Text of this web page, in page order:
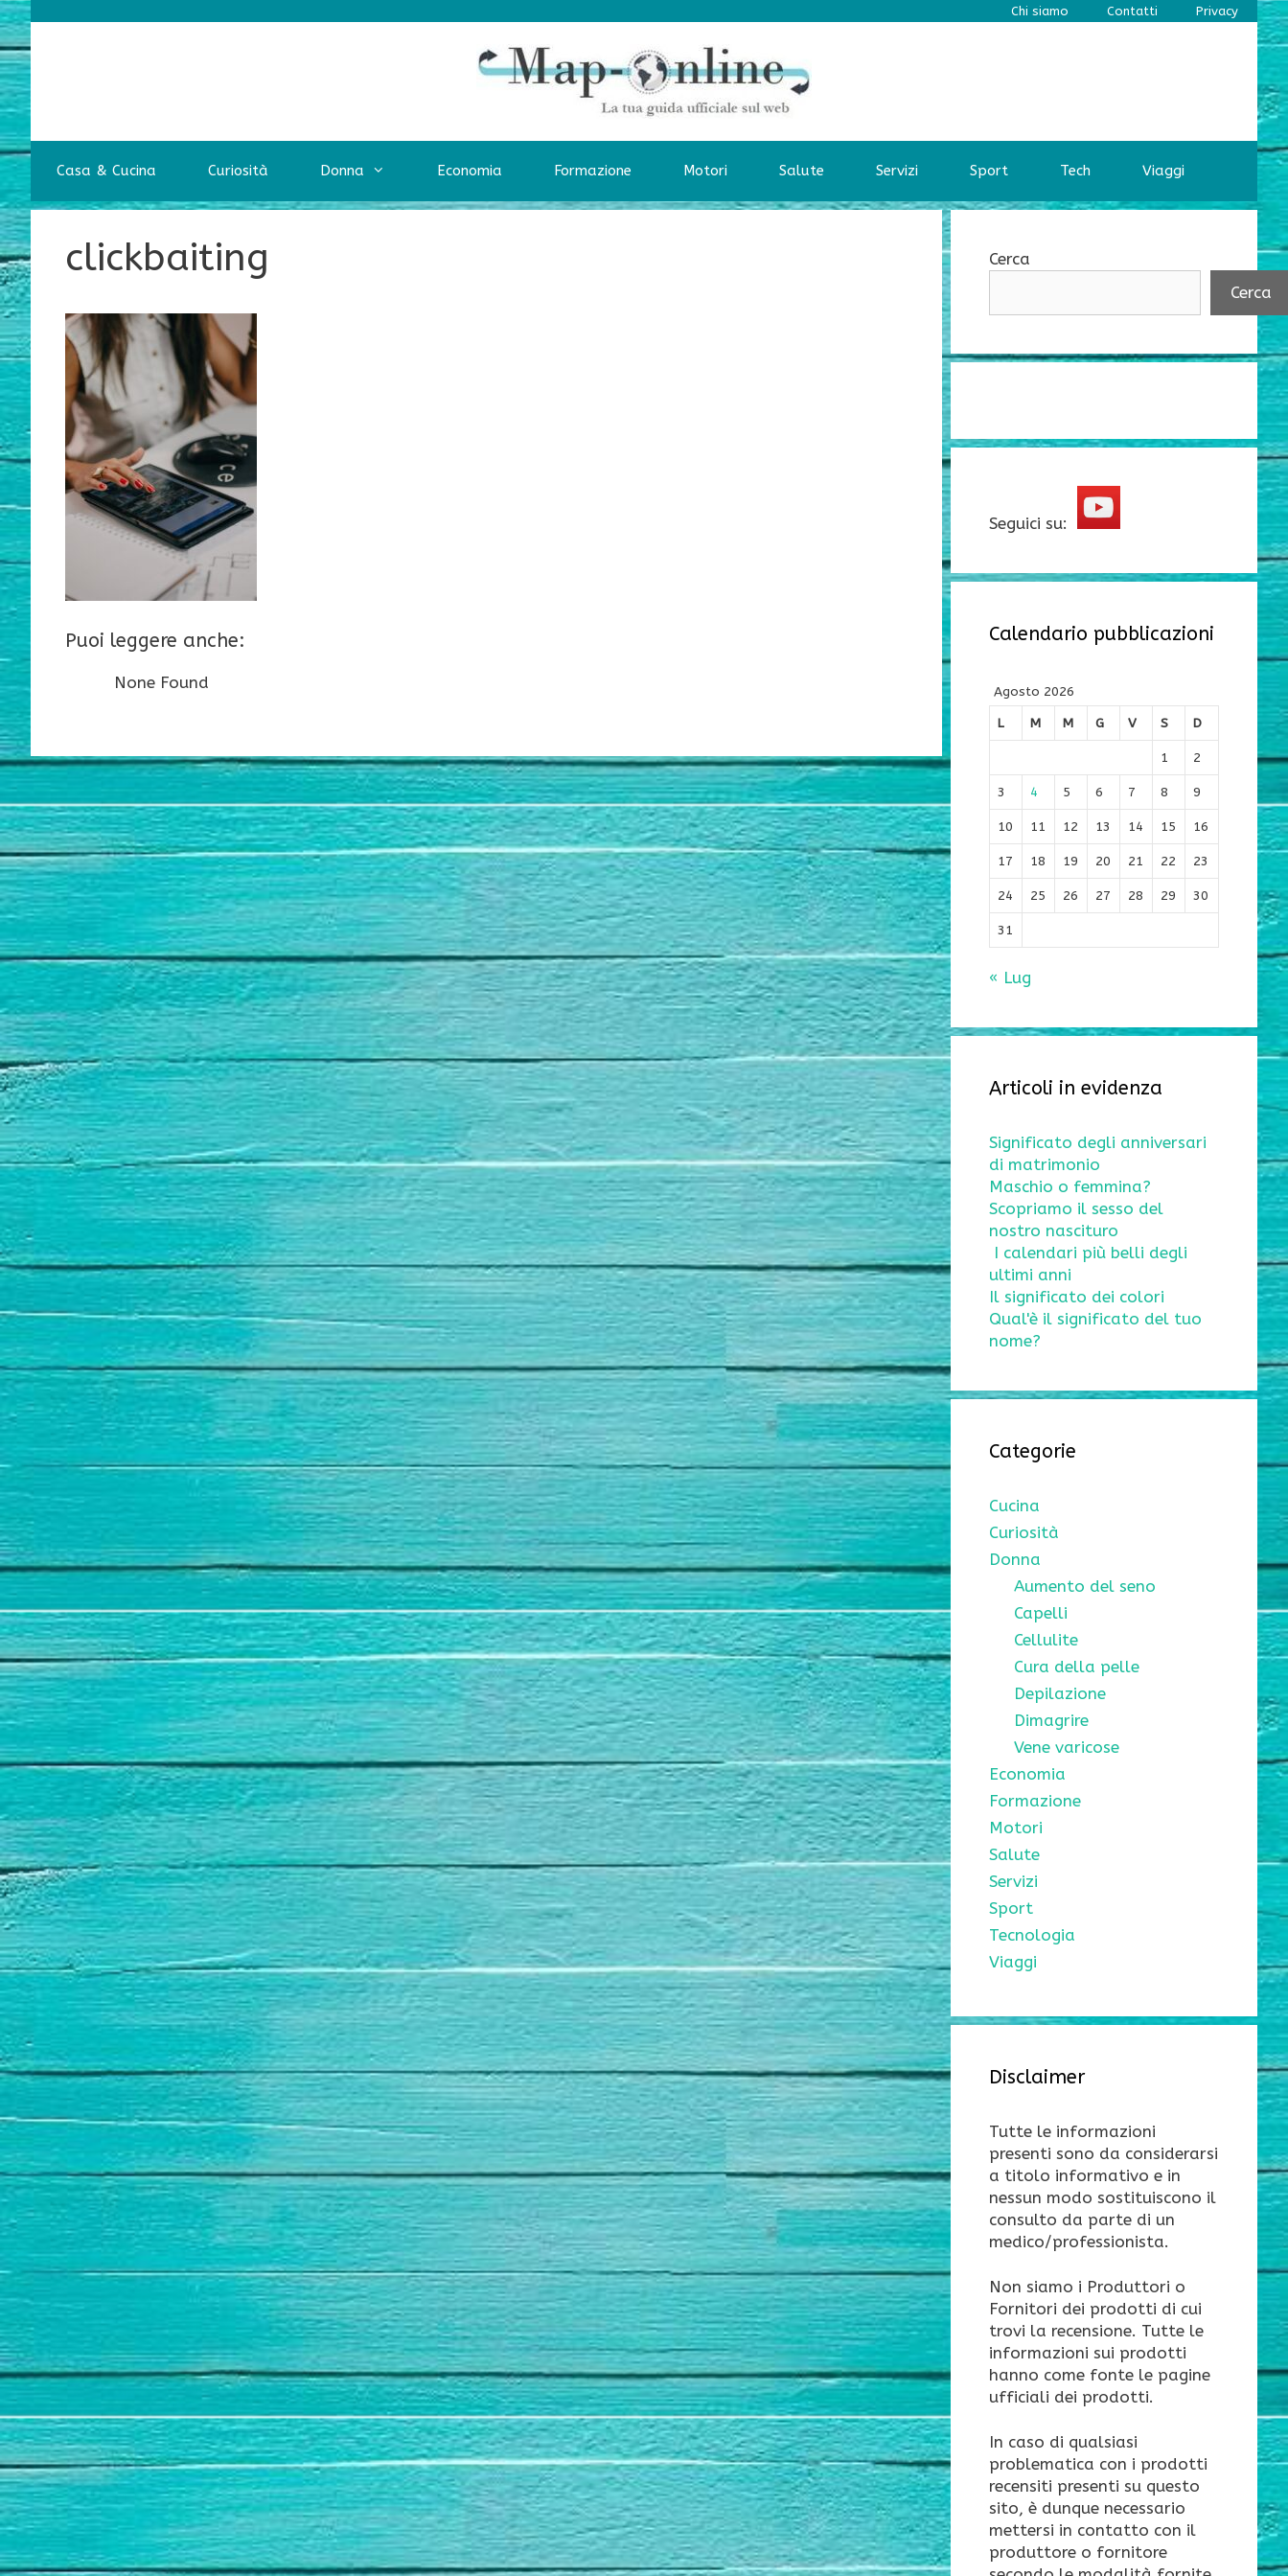
Vai
al
contenuto
Chi siamo Contatti Privacy
Casa & Cucina Curiosità Donna Economia Formazione Motori Salute Servizi Sport Tech Viaggi
clickbaiting
Puoi leggere anche:
None Found
Cerca
Cerca
Seguici su:
Calendario pubblicazioni
Agosto 2026
L
M M G V S D
1 2
3 4 5 6 7 8 9
10 11 12 13 14 15 16
17 18 19 20 21 22 23
24 25 26 27 28 29 30
31
« Lug
Articoli in evidenza
Significato degli anniversari
di matrimonio
Maschio o femmina?
Scopriamo il sesso del
nostro nascituro
I calendari più belli degli
ultimi anni
Il significato dei colori
Qual'è il significato del tuo
nome?
Categorie
Cucina
Curiosità
Donna
Aumento del seno
Capelli
Cellulite
Cura della pelle
Depilazione
Dimagrire
Vene varicose
Economia
Formazione
Motori
Salute
Servizi
Sport
Tecnologia
Viaggi
Disclaimer
Tutte le informazioni
presenti sono da considerarsi
a titolo informativo e in
nessun modo sostituiscono il
consulto da parte di un
medico/professionista.
Non siamo i Produttori o
Fornitori dei prodotti di cui
trovi la recensione. Tutte le
informazioni sui prodotti
hanno come fonte le pagine
ufficiali dei prodotti.
In caso di qualsiasi
problematica con i prodotti
recensiti presenti su questo
sito, è dunque necessario
mettersi in contatto con il
produttore o fornitore